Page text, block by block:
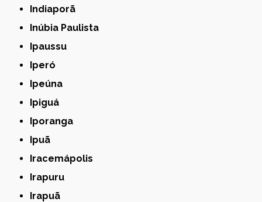
Indiaporã
Inúbia Paulista
Ipaussu
Iperó
Ipeúna
Ipiguá
Iporanga
Ipuã
Iracemápolis
Irapuru
Irapuã